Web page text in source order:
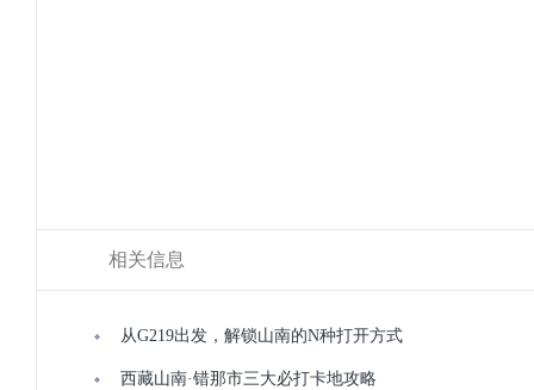
相关信息
从G219出发，解锁山南的N种打开方式
西藏山南·错那市三大必打卡地攻略